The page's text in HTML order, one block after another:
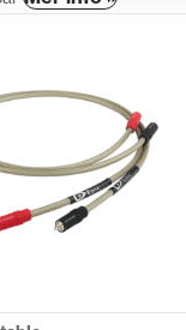
här
flera
varianter.
De
olika